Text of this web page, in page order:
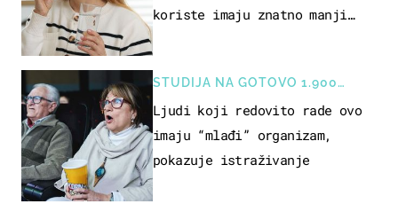
koriste imaju znatno manji
STUDIJA NA GOTOVO 1.900
OSOBA
Ljudi koji redovito rade ovo
imaju “mlađi” organizam,
pokazuje istraživanje